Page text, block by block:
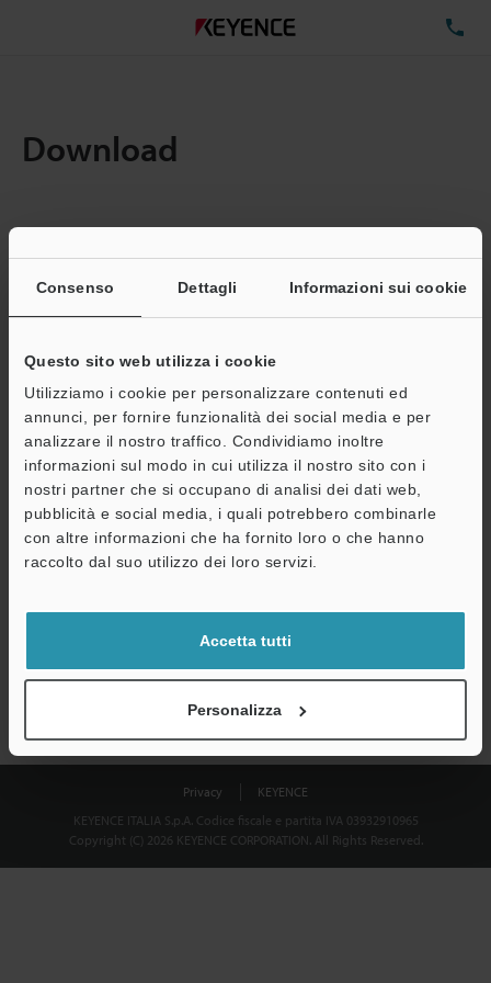
Consenso Dettagli Informazioni sui cookie
Questo sito web utilizza i cookie
Utilizziamo i cookie per personalizzare contenuti ed
annunci, per fornire funzionalità dei social media e per
analizzare il nostro traffico. Condividiamo inoltre
informazioni sul modo in cui utilizza il nostro sito con i
nostri partner che si occupano di analisi dei dati web,
pubblicità e social media, i quali potrebbero combinarle
con altre informazioni che ha fornito loro o che hanno
raccolto dal suo utilizzo dei loro servizi.
Accetta tutti
Personalizza
Download
Quantita: 1Dimensioni file totali:1.01MB
Indirizzo e-mail (obbligatorio)
Download
Dichiarazione sulla privacy
Privacy
KEYENCE
KEYENCE ITALIA S.p.A. Codice fiscale e partita IVA 03932910965
Copyright (C) 2026 KEYENCE CORPORATION. All Rights Reserved.